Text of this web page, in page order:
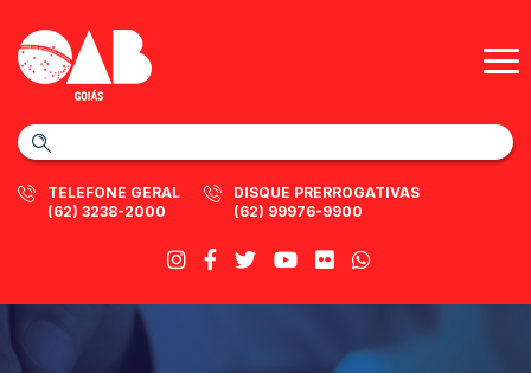
TELEFONE GERAL
(62) 3238-2000
DISQUE PRERROGATIVAS
(62) 99976-9900